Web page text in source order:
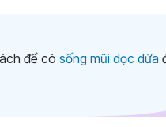
để có sống mũi dọc dừa